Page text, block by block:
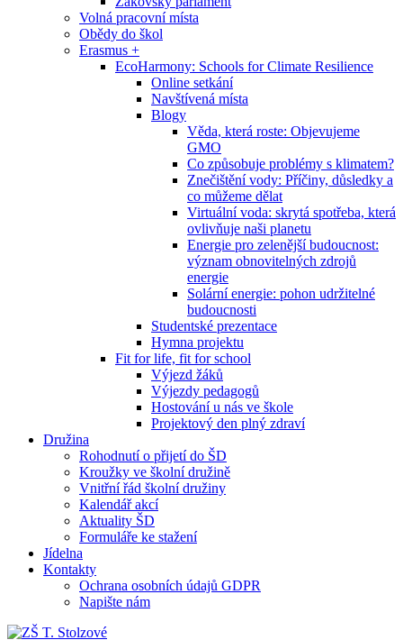
Volná pracovní místa
Obědy do škol
Erasmus +
EcoHarmony: Schools for Climate Resilience
Online setkání
Navštívená místa
Blogy
Věda, která roste: Objevujeme
GMO
Co způsobuje problémy s klimatem?
Znečištění vody: Příčiny, důsledky a
co můžeme dělat
Virtuální voda: skrytá spotřeba, která
ovlivňuje naši planetu
Energie pro zelenější budoucnost:
význam obnovitelných zdrojů
energie
Solární energie: pohon udržitelné
budoucnosti
Studentské prezentace
Hymna projektu
Fit for life, fit for school
Výjezd žáků
Výjezdy pedagogů
Hostování u nás ve škole
Projektový den plný zdraví
Družina
Rohodnutí o přijetí do ŠD
Kroužky ve školní družině
Vnitřní řád školní družiny
Kalendář akcí
Aktuality ŠD
Formuláře ke stažení
Jídelna
Kontakty
Ochrana osobních údajů GDPR
Napište nám